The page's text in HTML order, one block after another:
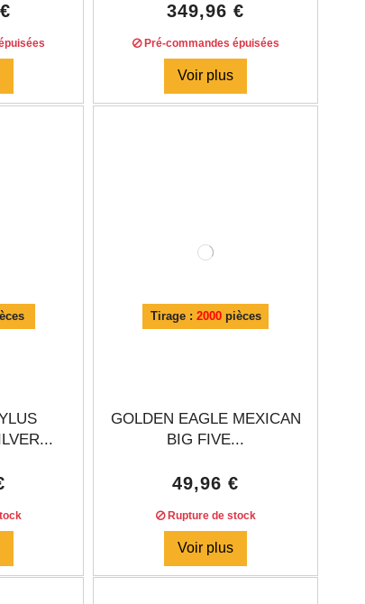
349,96 €
Pré-commandes épuisées
Voir plus
Tirage : 2000pièces
GOLDEN EAGLE MEXICAN
BIG FIVE...
49,96 €
Rupture de stock
Voir plus